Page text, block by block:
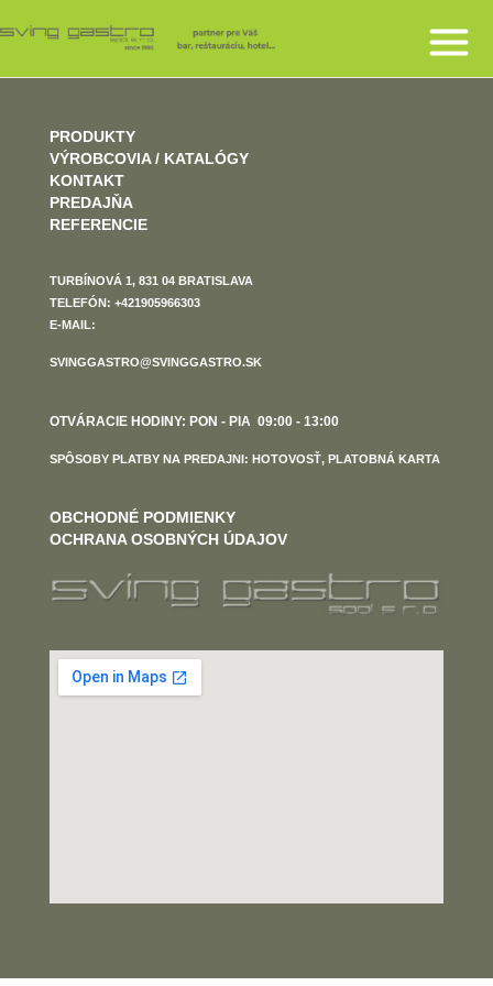
PRODUKTY
VÝROBCOVIA / KATALÓGY
KONTAKT
PREDAJŇA
REFERENCIE
TURBÍNOVÁ 1, 831 04 BRATISLAVA
TELEFÓN: +421905966303
E-MAIL:
SVINGGASTRO@SVINGGASTRO.SK
OTVÁRACIE HODINY: PON - PIA 09:00 - 13:00
SPÔSOBY PLATBY NA PREDAJNI: HOTOVOSŤ, PLATOBNÁ KARTA
OBCHODNÉ PODMIENKY
OCHRANA OSOBNÝCH ÚDAJOV